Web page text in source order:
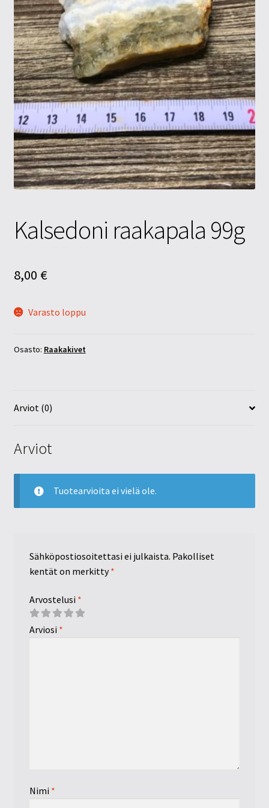
Tietosuojaseloste
Tuotteet
Yritysinfo
Kalsedoni raakapala 99g
8,00 €
Varasto loppu
Osasto: Raakakivet
Arviot (0)
Arviot
Tuotearvioita ei vielä ole.
Sähköpostiosoitettasi ei julkaista. Pakolliset
kentät on merkitty*
Arvostelusi *
Arviosi *
Nimi *